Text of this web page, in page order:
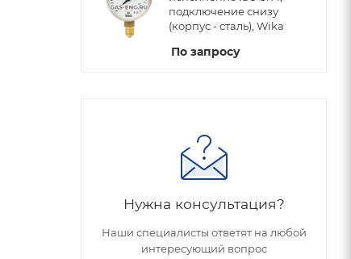
подключение снизу
(корпус - сталь), Wika
По запросу
Нужна консультация?
Наши специалисты ответят на любой
интересующий вопрос